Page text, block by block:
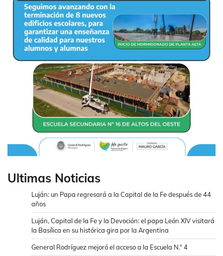
Ultimas Noticias
Luján: un Papa regresará a la Capital de la Fe después de 44
años
Luján, Capital de la Fe y la Devoción: el papa León XIV visitará
la Basílica en su histórica gira por la Argentina
General Rodríguez mejoró el acceso a la Escuela N.° 4